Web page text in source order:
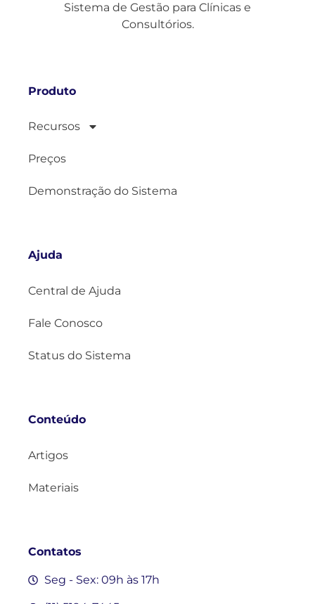
Sistema de Gestão para Clínicas e
Consultórios.
Produto
Recursos
Preços
Demonstração do Sistema
Ajuda
Central de Ajuda
Fale Conosco
Status do Sistema
Conteúdo
Artigos
Materiais
Contatos
Seg - Sex: 09h às 17h